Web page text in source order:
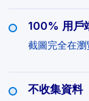
100% 用戶
截圖完全在瀏
不收集資料